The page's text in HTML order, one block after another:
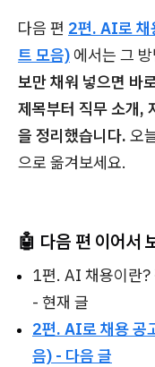
다음 편 2편. AI로 채
트 모음) 에서는 그
보만 채워 넣으면 바
제목부터 직무 소개,
을 정리했습니다. 오
으로 옮겨보세요.
🤖 다음 편 이어서
1편. AI 채용이란?
- 현재 글
2편. AI로 채용 공
음) - 다음 글